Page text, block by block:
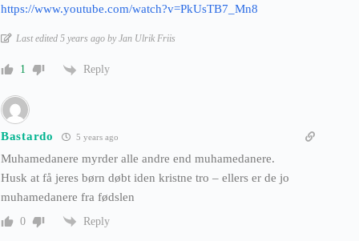
https://www.youtube.com/watch?v=PkUsTB7_Mn8
Last edited 5 years ago by Jan Ulrik Friis
1 Reply
Bastardo 5 years ago
Muhamedanere myrder alle andre end muhamedanere.
Husk at få jeres børn døbt iden kristne tro – ellers er de jo
muhamedanere fra fødslen
0 Reply